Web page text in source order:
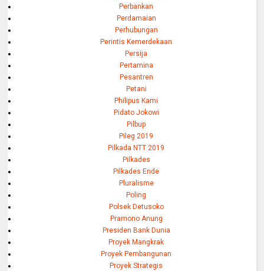
Perbankan
Perdamaian
Perhubungan
Perintis Kemerdekaan
Persija
Pertamina
Pesantren
Petani
Philipus Kami
Pidato Jokowi
Pilbup
Pileg 2019
Pilkada NTT 2019
Pilkades
Pilkades Ende
Pluralisme
Poling
Polsek Detusoko
Pramono Anung
Presiden Bank Dunia
Proyek Mangkrak
Proyek Pembangunan
Proyek Strategis